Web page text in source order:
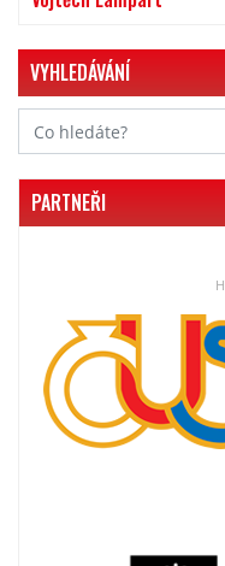
PARTNEŘI
VYHLEDÁVÁNÍ